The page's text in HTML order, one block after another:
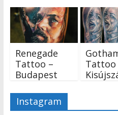
Renegade
Tattoo –
Budapest
Tattoo
Instagram